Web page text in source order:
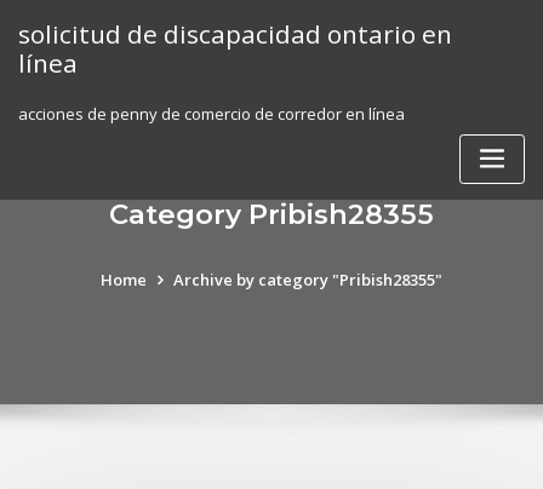
content
solicitud de discapacidad ontario en
línea
acciones de penny de comercio de corredor en línea
Category Pribish28355
Home Archive by category "Pribish28355"